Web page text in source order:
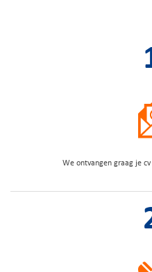
We ontvangen graag je